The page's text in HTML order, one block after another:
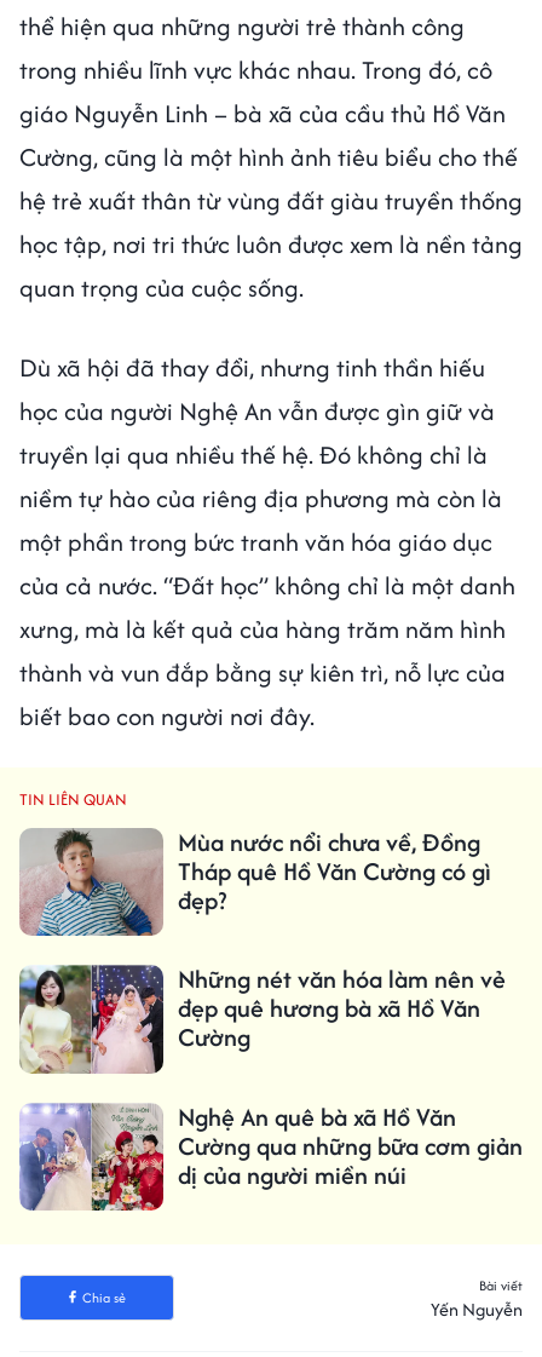
thể hiện qua những người trẻ thành công
trong nhiều lĩnh vực khác nhau. Trong đó, cô
giáo Nguyễn Linh – bà xã của cầu thủ Hồ Văn
Cường, cũng là một hình ảnh tiêu biểu cho thế
hệ trẻ xuất thân từ vùng đất giàu truyền thống
học tập, nơi tri thức luôn được xem là nền tảng
quan trọng của cuộc sống.
Dù xã hội đã thay đổi, nhưng tinh thần hiếu
học của người Nghệ An vẫn được gìn giữ và
truyền lại qua nhiều thế hệ. Đó không chỉ là
niềm tự hào của riêng địa phương mà còn là
một phần trong bức tranh văn hóa giáo dục
của cả nước. “Đất học” không chỉ là một danh
xưng, mà là kết quả của hàng trăm năm hình
thành và vun đắp bằng sự kiên trì, nỗ lực của
biết bao con người nơi đây.
TIN LIÊN QUAN
Mùa nước nổi chưa về, Đồng
Tháp quê Hồ Văn Cường có gì
đẹp?
Những nét văn hóa làm nên vẻ
đẹp quê hương bà xã Hồ Văn
Cường
Nghệ An quê bà xã Hồ Văn
Cường qua những bữa cơm giản
dị của người miền núi
Chia sẻ
Bài viết
Yến Nguyễn